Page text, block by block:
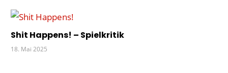
Shit Happens! – Spielkritik
18. Mai 2025